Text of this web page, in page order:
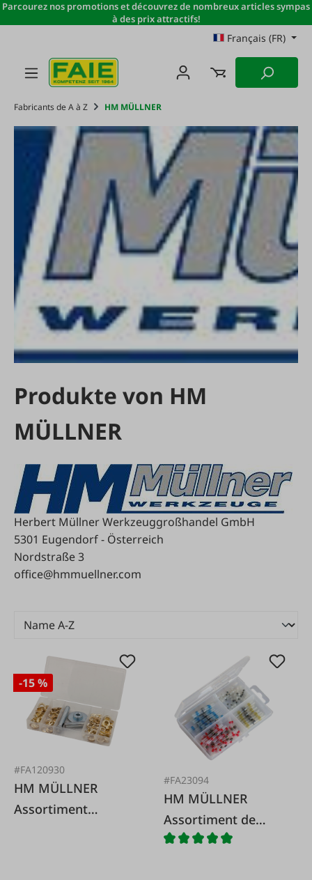
Passer au contenu principal
Parcourez nos promotions et découvrez de nombreux articles sympas
à des prix attractifs!
Français (FR)
Fabricants de A à Z HM MÜLLNER
Produkte von HM
MÜLLNER
Herbert Müllner Werkzeuggroßhandel GmbH
5301 Eugendorf - Österreich
Nordstraße 3
office@hmmuellner.com
-15 %
#FA120930
HM MÜLLNER
Assortiment
#FA23094
HM MÜLLNER
Assortiment de
connecteurs à